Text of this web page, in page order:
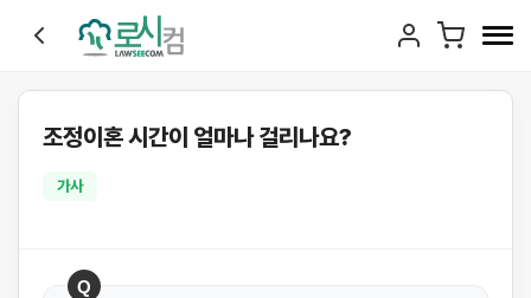
조정이혼 시간이 얼마나 걸리나요?
가사
Q